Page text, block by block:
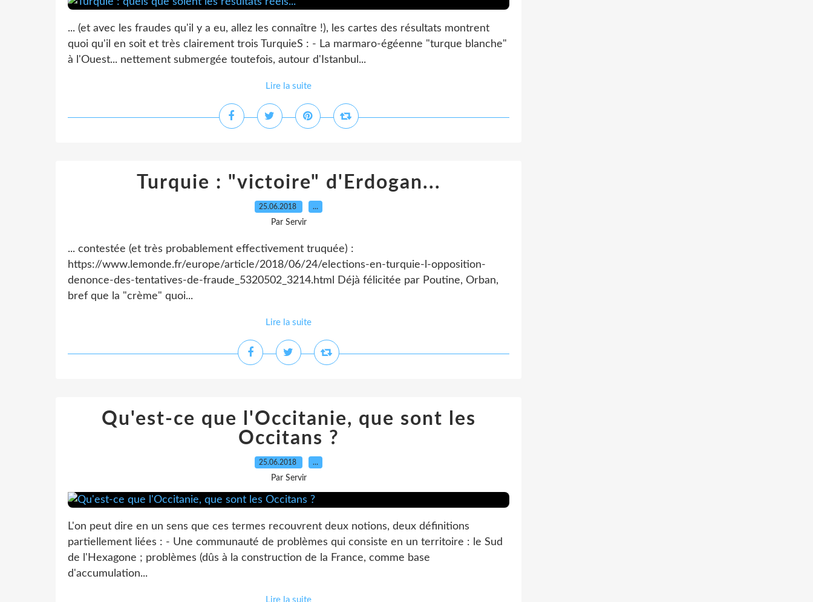
... (et avec les fraudes qu'il y a eu, allez les connaître !), les cartes des résultats montrent
quoi qu'il en soit et très clairement trois TurquieS : - La marmaro-égéenne "turque blanche"
à l'Ouest... nettement submergée toutefois, autour d'Istanbul...
Lire la suite
Turquie : "victoire" d'Erdogan...
25.06.2018 …
Par Servir
... contestée (et très probablement effectivement truquée) :
https://www.lemonde.fr/europe/article/2018/06/24/elections-en-turquie-l-opposition-
denonce-des-tentatives-de-fraude_5320502_3214.html Déjà félicitée par Poutine, Orban,
bref que la "crème" quoi...
Lire la suite
Qu'est-ce que l'Occitanie, que sont les
Occitans ?
25.06.2018 …
Par Servir
L'on peut dire en un sens que ces termes recouvrent deux notions, deux définitions
partiellement liées : - Une communauté de problèmes qui consiste en un territoire : le Sud
de l'Hexagone ; problèmes (dûs à la construction de la France, comme base
d'accumulation...
Lire la suite